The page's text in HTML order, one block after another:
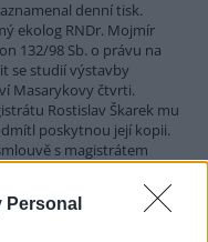
Personal
denní tisk.
ekolog RNDr. Mojmír
132/98 Sb. o právu na
se studií výstavby
Masarykovy čtvrti.
Rostislav Škarek mu
poskytnou její kopii.
s magistrátem
si přesto studii vzal,
se náměstek
pro MF Dnes